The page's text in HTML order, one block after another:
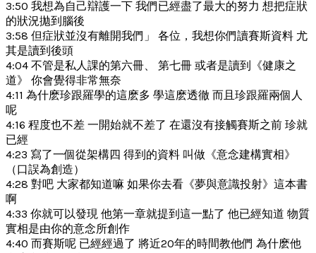
3:50 我想為自己辯護一下 我們已經盡了最大的努力 想把症狀
的狀況拋到腦後
3:58 但症狀並沒有離開我們」 各位，我想你們讀賽斯資料 尤
其是讀到後頭
4:04 不管是私人課的第六冊、 第七冊 或者是讀到《健康之
道》 你會覺得非常無奈
4:11 為什麽珍跟羅學的這麽多 學這麽透徹 而且珍跟羅兩個人
呢
4:16 程度也不差 一開始就不差了 在還沒有接觸賽斯之前 珍就
已經
4:23 寫了一個從架構四 得到的資料 叫做《意念建構實相》
（口誤為創造）
4:28 對吧 大家都知道嘛 如果你去看《夢與意識投射》這本書
啊
4:33 你就可以發現 他第一章就提到這一點了 他已經知道 物質
實相是由你的意念所創作
4:40 而賽斯呢 已經經過了 將近20年的時間教他們 為什麽他